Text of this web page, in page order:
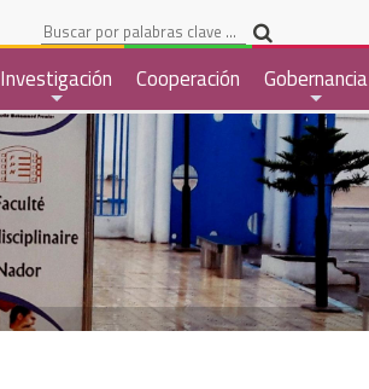
+
Investigación Cooperación
+
Gobernancia